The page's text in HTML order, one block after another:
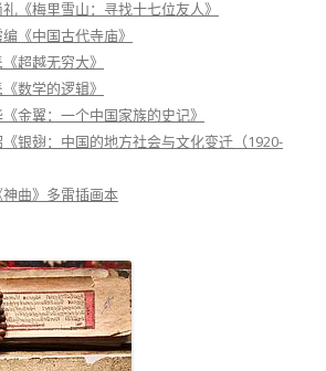
《梅里雪山：寻找十七位友人》
《中国古代寺庙》
超越无穷大》
数学的逻辑》
金翼：一个中国家族的史记》
《银翅：中国的地方社会与文化变迁（1920-
神曲》多雷插画本